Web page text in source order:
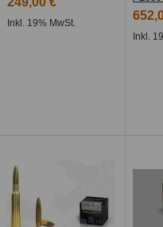
Inkl. 19% MwSt.
Inkl.